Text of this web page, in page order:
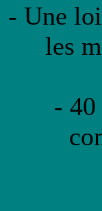
- Une
les
- 40